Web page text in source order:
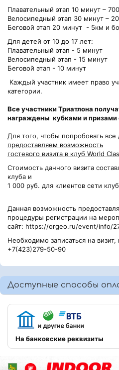
Плавательный этап 10 минут –
Велосипедный этап 30 минут –
Беговой этап 20 минут - 5км и
Для детей от 10 до 17 лет:
Плавательный этап - 5 минут
Велосипедный этап - 15 минут
Беговой этап - 10 минут
Каждый участник имеет право
категории.
Все участники Триатлона
награждены кубками и призами
Для того, чтобы попробовать
предоставляем возможность
гостевого визита в клуб World
Стоимость данного визита
клуба и
1 000 руб. для клиентов сети
Данная возможность
процедуры регистрации на
сайт: https://orgeo.ru/event/info/
Необходимо записаться на
+7(423)279-50-90
Доступные способы
На банковские реквизиты